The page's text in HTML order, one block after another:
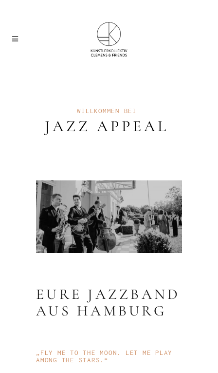
WILLKOMMEN BEI
JAZZ APPEAL
EURE JAZZBAND
AUS HAMBURG
„FLY ME TO THE MOON. LET ME PLAY
AMONG THE STARS.“